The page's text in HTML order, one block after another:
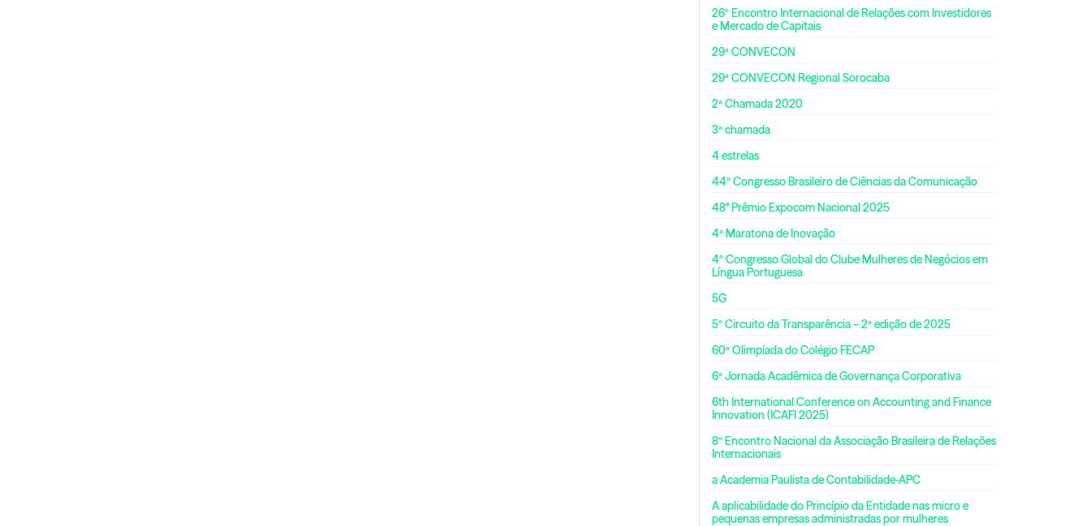
26º Encontro Internacional de Relações com Investidores
e Mercado de Capitais
29ª CONVECON
29ª CONVECON Regional Sorocaba
2ª Chamada 2020
3ª chamada
4 estrelas
44º Congresso Brasileiro de Ciências da Comunicação
48° Prêmio Expocom Nacional 2025
4ª Maratona de Inovação
4º Congresso Global do Clube Mulheres de Negócios em
Língua Portuguesa
5G
5º Circuito da Transparência – 2ª edição de 2025
60ª Olimpíada do Colégio FECAP
6ª Jornada Acadêmica de Governança Corporativa
6th International Conference on Accounting and Finance
Innovation (ICAFI 2025)
8º Encontro Nacional da Associação Brasileira de Relações
Internacionais
a Academia Paulista de Contabilidade-APC
A aplicabilidade do Princípio da Entidade nas micro e
pequenas empresas administradas por mulheres